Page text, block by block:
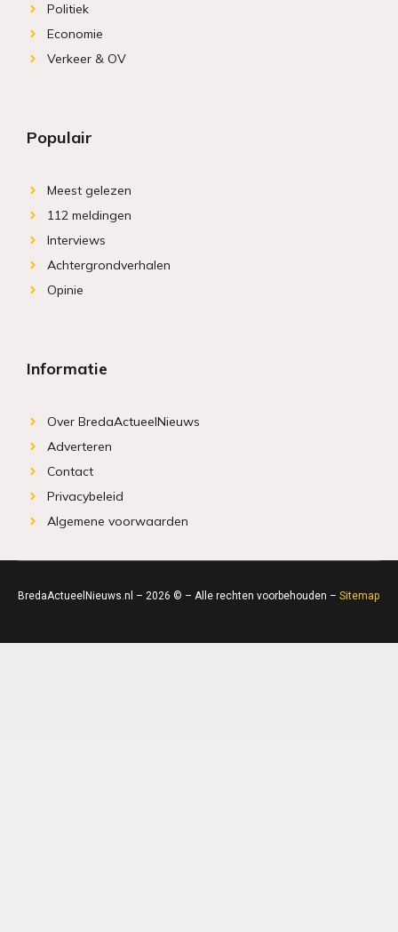
Politiek
Economie
Verkeer & OV
Populair
Meest gelezen
112 meldingen
Interviews
Achtergrondverhalen
Opinie
Informatie
Over BredaActueelNieuws
Adverteren
Contact
Privacybeleid
Algemene voorwaarden
BredaActueelNieuws.nl – 2026 © – Alle rechten voorbehouden – Sitemap